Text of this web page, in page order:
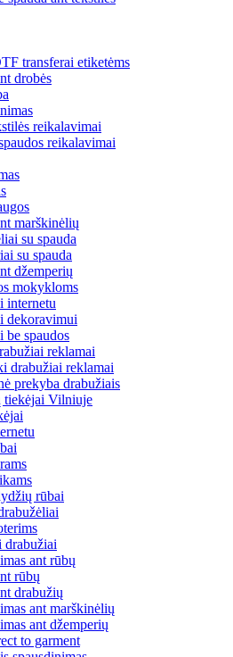
transferai etiketėms
drobės
reikalavimai
reikalavimai
marškinėlių
su spauda
su spauda
džemperių
mokykloms
internetu
dekoravimui
be spaudos
reklamai
drabužiai reklamai
prekyba drabužiais
tiekėjai Vilniuje
rūbai
drabužiai
ant rūbų
rūbų
drabužių
ant marškinėlių
ant džemperių
to garment